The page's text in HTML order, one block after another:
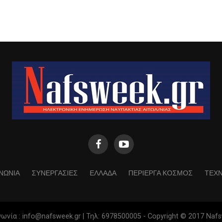
ΣΥΝΕΡΓΑΣΙΕΣ ΕΛΛΑΔΑ ΠΕΡΙΕΡΓΑ ΚΟΣΜΟΣ
: info@nafsweek.gr | Τηλ: 6978500005 - Copyright © 2017